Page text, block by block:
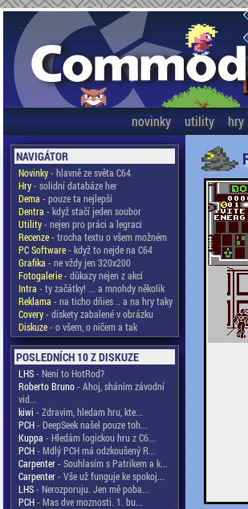
novinky utility hry
NAVIGÁTOR
Novinky- hlavně ze světa C64
Hry- solidní databáze her
Dema - pouze ta nejlepší
Dentra - když stačí jeden soubor
Utility- nejen pro práci a legraci
Recenze- trocha textu o všem možném
PC Software- když to nejde na C64
Grafika - ne vždy jen 320x200
Fotogalerie- důkazy nejen z akcí
Intra - ty začátky! ... a mnohdy několik
Reklama - na ticho dňies .. a na hry taky
Covery- diskety zabalené v obrázku
Diskuze- o všem, o ničem a tak
POSLEDNÍCH 10 Z DISKUZE
LHS- Není to HotRod?
Roberto Bruno- Ahoj, sháním závodní
vid...
kiwi - Zdravim, hledam hru, kte...
PCH- DeepSeek našel pouze toh...
Kuppa - Hledám logickou hru z C6...
PCH- Mdlý PCH má odzkoušený R...
Carpenter- Souhlasím s Patrikem a k...
Carpenter- Vše už funguje ke spokoj...
LHS- Nerozporuju. Jen mě poba...
PCH- Mas dve moznosti. 1. bu...